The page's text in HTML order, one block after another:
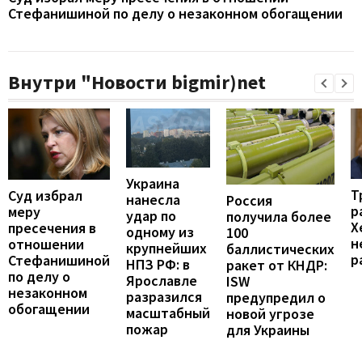
Стефанишиной по делу о незаконном обогащении
Внутри "Новости bigmir)net
Суд избрал
меру
пресечения в
отношении
Стефанишиной
по делу о
незаконном
обогащении
Украина
нанесла
удар по
одному из
крупнейших
НПЗ РФ: в
Ярославле
разразился
масштабный
пожар
Россия
получила более
100
баллистических
ракет от КНДР:
ISW
предупредил о
новой угрозе
для Украины